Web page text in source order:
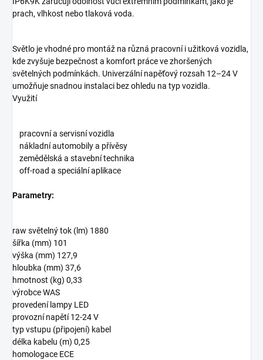
prach, vlhkost nebo tlaková voda.
Světlo je vhodné pro montáž na různá pracovní i užitková vozidla,
kde zvyšuje bezpečnost a komfort práce ve zhoršených
světelných podmínkách. Univerzální napěťový rozsah 12–24 V
umožňuje snadnou instalaci bez ohledu na typ vozidla.
Využití
pracovní a servisní vozidla
nákladní automobily a přívěsy
zemědělská a stavební technika
off-road a speciální aplikace
Parametry:
raw světelný tok (lm) 1880
šířka (mm) 101
výška (mm) 127,9
hloubka (mm) 37,6
hmotnost (kg) 0,33
výrobce WAS
provedení lampy LED
provozní napětí 12-24 V
typ vstupu (připojení) kabel
délka kabelu (m) 0,25
homologace ECE